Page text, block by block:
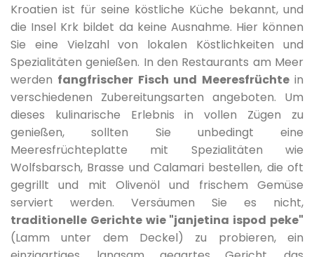
Kroatien ist für seine köstliche Küche bekannt, und
die Insel Krk bildet da keine Ausnahme. Hier können
Sie eine Vielzahl von lokalen Köstlichkeiten und
Spezialitäten genießen. In den Restaurants am Meer
werden fangfrischer Fisch und Meeresfrüchtein
verschiedenen Zubereitungsarten angeboten. Um
dieses kulinarische Erlebnis in vollen Zügen zu
genießen, sollten Sie unbedingt eine
Meeresfrüchteplatte mit Spezialitäten wie
Wolfsbarsch, Brasse und Calamari bestellen, die oft
gegrillt und mit Olivenöl und frischem Gemüse
serviert werden. Versäumen Sie es nicht,
traditionelle Gerichte wie "janjetina ispod peke"
(Lamm unter dem Deckel) zu probieren, ein